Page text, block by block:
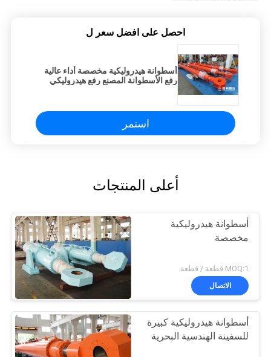
احصل على افضل سعر ل
أسطوانة هيدروليكية مخصصة أداء عالية
رفع الأسطوانة المصنع رفع هيدروليكي
استمر
أعلى المنتجات
أسطوانة هيدروليكية
مخصصة
MOQ:1 قطعة / قطعة
الاتصال
أسطوانة هيدروليكية كبيرة
للسفينة الهندسية البحرية